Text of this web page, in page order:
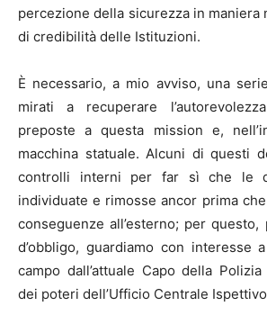
percezione della sicurezza in maniera
di credibilità delle Istituzioni.
È necessario, a mio avviso, una
mirati a recuperare
preposte a questa mission e,
macchina statuale. Alcuni di questi
controlli interni per far sì che le
individuate e rimosse ancor prima
conseguenze all’esterno; per
d’obbligo, guardiamo con interesse
campo dall’attuale Capo della
dei poteri dell’Ufficio Centrale